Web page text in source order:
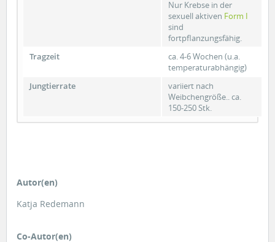
Nur Krebse in der
sexuell aktiven Form I
sind
fortpflanzungsfähig.
Tragzeit
ca. 4-6 Wochen (u.a.
temperaturabhängig)
Jungtierrate
variiert nach
Weibchengröße.. ca.
150-250 Stk.
Autor(en)
Katja Redemann
Co-Autor(en)